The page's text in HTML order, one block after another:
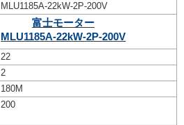
MLU1185A-22kW-2P-200V
富士モーター
MLU1185A-22kW-2P-200V
22
2
180M
200